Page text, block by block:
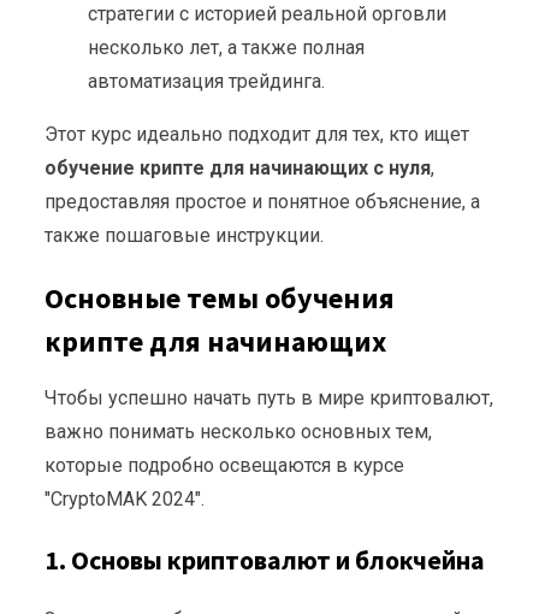
стратегии с историей реальной орговли
несколько лет, а также полная
автоматизация трейдинга.
Этот курс идеально подходит для тех, кто ищет
обучение крипте для начинающих с нуля,
предоставляя простое и понятное объяснение, а
также пошаговые инструкции.
Основные темы обучения
крипте для начинающих
Чтобы успешно начать путь в мире криптовалют,
важно понимать несколько основных тем,
которые подробно освещаются в курсе
"CryptoMAK 2024".
1. Основы криптовалют и блокчейна